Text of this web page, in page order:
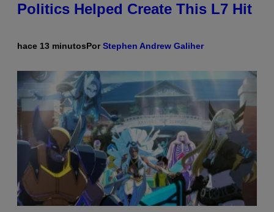
Politics Helped Create This L7 Hit
hace 13 minutosPorStephen Andrew Galiher